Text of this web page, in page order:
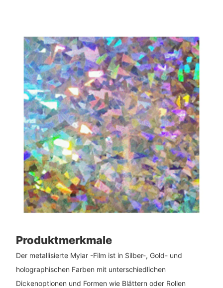
Produktmerkmale
Der metallisierte Mylar -Film ist in Silber-, Gold- und
holographischen Farben mit unterschiedlichen
Dickenoptionen und Formen wie Blättern oder Rollen